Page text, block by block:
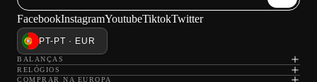
FacebookInstagramYoutubeTiktokTwitter
PT-PT · EUR
BALANÇAS
RELÓGIOS
COMPRAR NA EUROPA